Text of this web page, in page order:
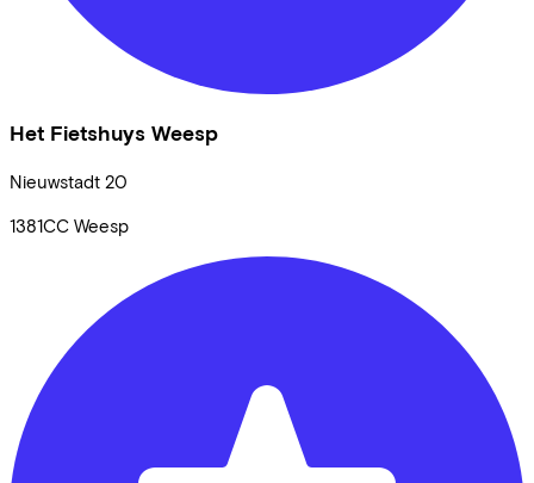
Het Fietshuys Weesp
Nieuwstadt 20
1381CC Weesp